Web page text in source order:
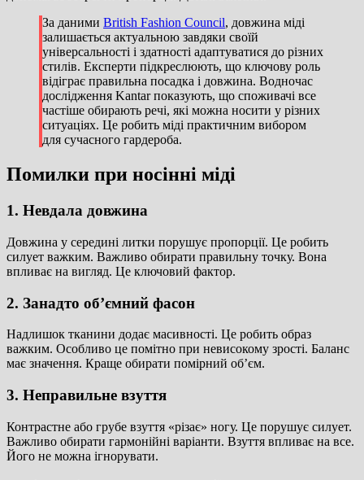
За даними British Fashion Council, довжина міді
залишається актуальною завдяки своїй
універсальності і здатності адаптуватися до різних
стилів. Експерти підкреслюють, що ключову роль
відіграє правильна посадка і довжина. Водночас
дослідження Kantarпоказують, що споживачі все
частіше обирають речі, які можна носити у різних
ситуаціях. Це робить міді практичним вибором
для сучасного гардероба.
Помилки при носінні міді
1. Невдала довжина
Довжина у середині литки порушує пропорції. Це робить
силует важким. Важливо обирати правильну точку. Вона
впливає на вигляд. Це ключовий фактор.
2. Занадто об’ємний фасон
Надлишок тканини додає масивності. Це робить образ
важким. Особливо це помітно при невисокому зрості. Баланс
має значення. Краще обирати помірний об’єм.
3. Неправильне взуття
Контрастне або грубе взуття «різає» ногу. Це порушує силует.
Важливо обирати гармонійні варіанти. Взуття впливає на все.
Його не можна ігнорувати.